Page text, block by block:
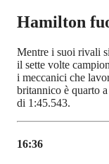
Hamilton
Mentre i suoi rivali
il sette volte
i meccanici che
britannico è quarto
di 1:45.543.
16:36